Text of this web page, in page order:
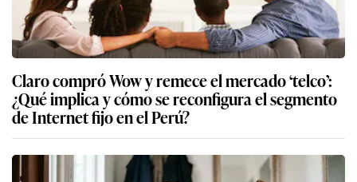
Claro compró Wow y remece el mercado ‘telco’:
¿Qué implica y cómo se reconfigura el segmento
de Internet fijo en el Perú?